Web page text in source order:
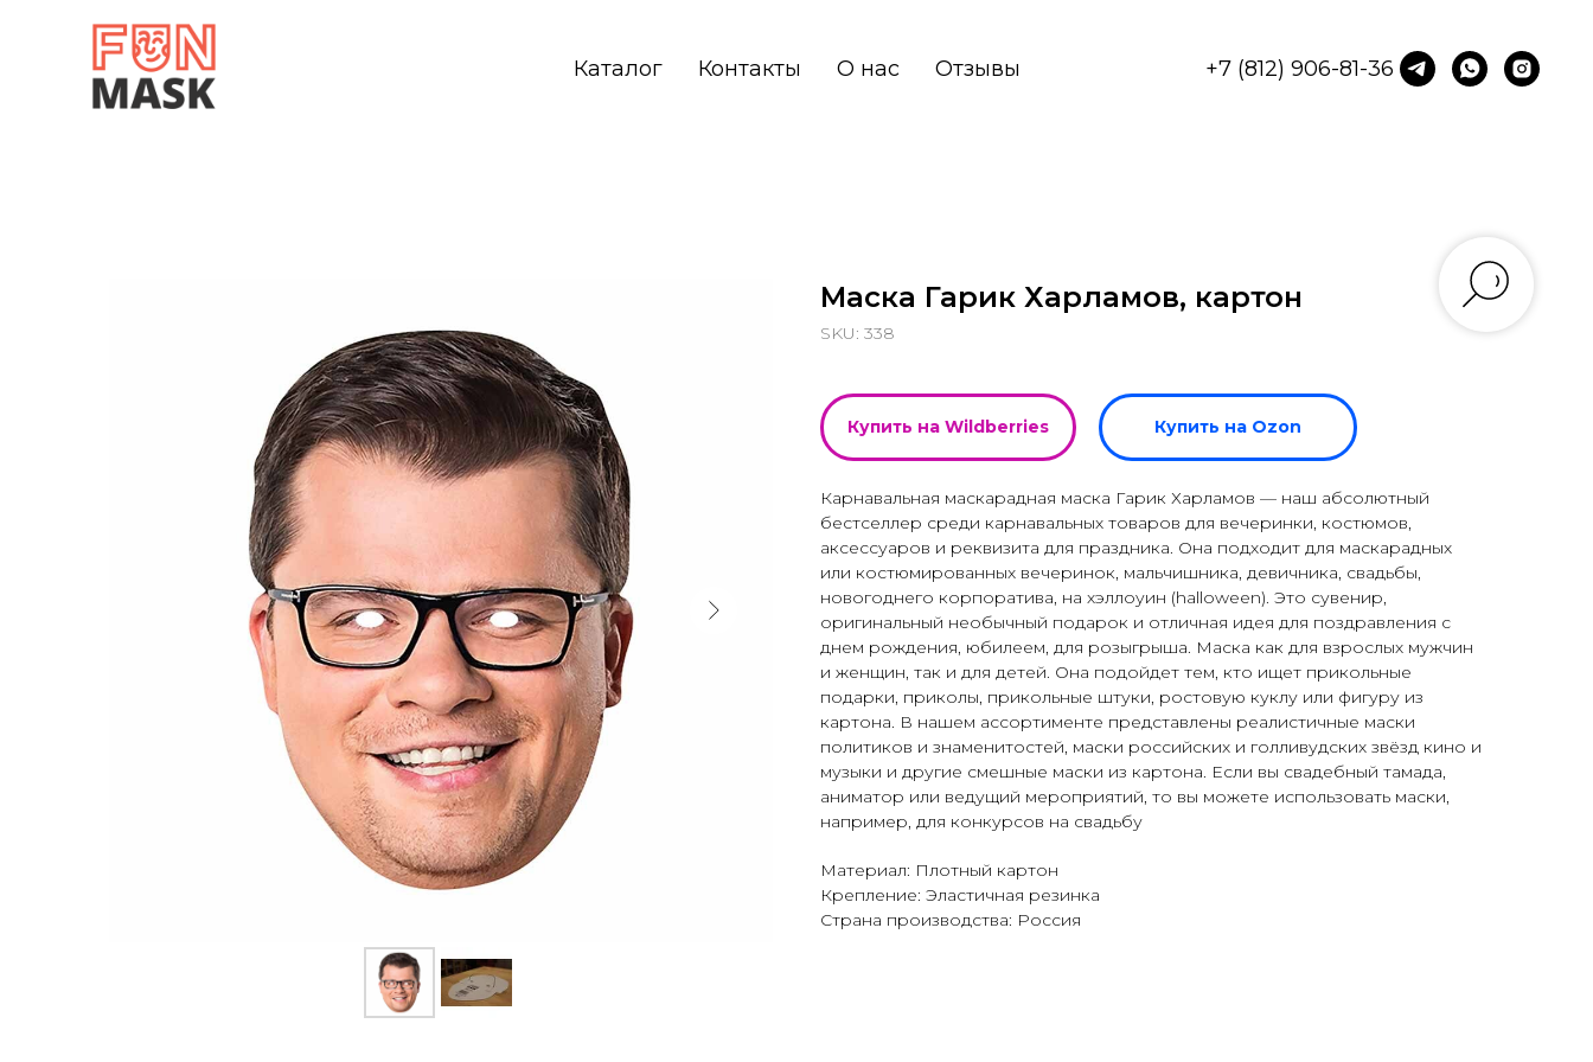
Каталог Контакты О нас Отзывы +7 (812) 906-81-36
Маска Гарик Харламов, картон
SKU: 338
Купить на Wildberries Купить на Ozon
Карнавальная маскарадная маска Гарик Харламов — наш абсолютный
бестселлер среди карнавальных товаров для вечеринки, костюмов,
аксессуаров и реквизита для праздника. Она подходит для маскарадных
или костюмированных вечеринок, мальчишника, девичника, свадьбы,
новогоднего корпоратива, на хэллоуин (halloween). Это сувенир,
оригинальный необычный подарок и отличная идея для поздравления с
днем рождения, юбилеем, для розыгрыша. Маска как для взрослых мужчин
и женщин, так и для детей. Она подойдет тем, кто ищет прикольные
подарки, приколы, прикольные штуки, ростовую куклу или фигуру из
картона. В нашем ассортименте представлены реалистичные маски
политиков и знаменитостей, маски российских и голливудских звёзд кино и
музыки и другие смешные маски из картона. Если вы свадебный тамада,
аниматор или ведущий мероприятий, то вы можете использовать маски,
например, для конкурсов на свадьбу
Материал: Плотный картон
Крепление: Эластичная резинка
Страна производства: Россия